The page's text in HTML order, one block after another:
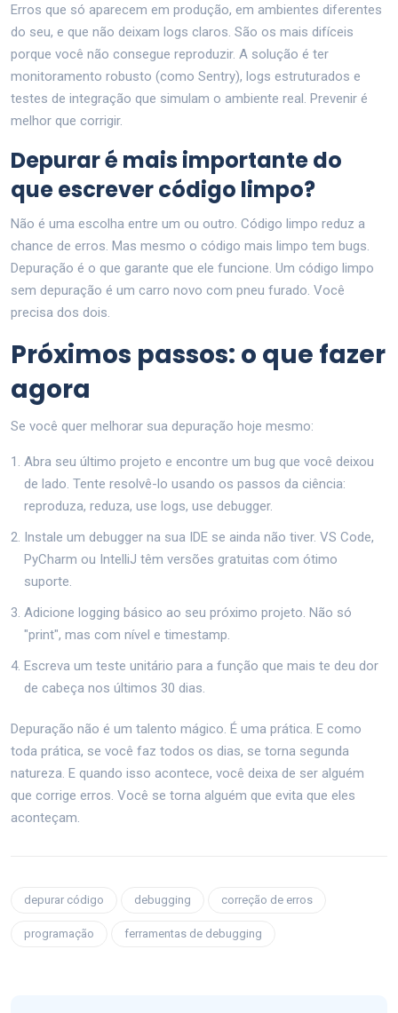
Erros que só aparecem em produção, em ambientes diferentes
do seu, e que não deixam logs claros. São os mais difíceis
porque você não consegue reproduzir. A solução é ter
monitoramento robusto (como Sentry), logs estruturados e
testes de integração que simulam o ambiente real. Prevenir é
melhor que corrigir.
Depurar é mais importante do
que escrever código limpo?
Não é uma escolha entre um ou outro. Código limpo reduz a
chance de erros. Mas mesmo o código mais limpo tem bugs.
Depuração é o que garante que ele funcione. Um código limpo
sem depuração é um carro novo com pneu furado. Você
precisa dos dois.
Próximos passos: o que fazer
agora
Se você quer melhorar sua depuração hoje mesmo:
Abra seu último projeto e encontre um bug que você deixou
de lado. Tente resolvê-lo usando os passos da ciência:
reproduza, reduza, use logs, use debugger.
Instale um debugger na sua IDE se ainda não tiver. VS Code,
PyCharm ou IntelliJ têm versões gratuitas com ótimo
suporte.
Adicione logging básico ao seu próximo projeto. Não só
"print", mas com nível e timestamp.
Escreva um teste unitário para a função que mais te deu dor
de cabeça nos últimos 30 dias.
Depuração não é um talento mágico. É uma prática. E como
toda prática, se você faz todos os dias, se torna segunda
natureza. E quando isso acontece, você deixa de ser alguém
que corrige erros. Você se torna alguém que evita que eles
aconteçam.
depurar código debugging correção de erros
programação ferramentas de debugging